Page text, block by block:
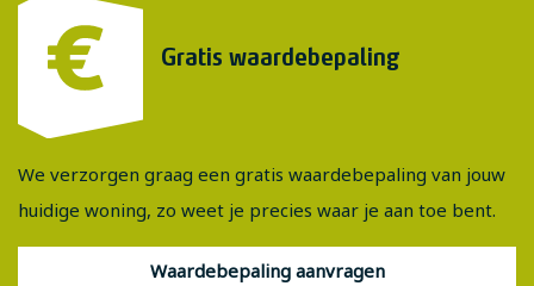
Aansluitend bevindt zich een tweede hal met kastenwand,
waar de opstelling van de C.V.-ketel en warmtepomp is
De kelder biedt extra bergruimte en is praktisch
Gratis waardebepaling
We verzorgen graag een gratis waardebepaling van jouw
huidige woning, zo weet je precies waar je aan toe bent.
Waardebepaling aanvragen